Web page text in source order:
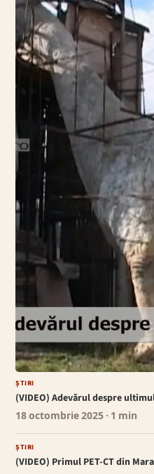
ȘTIRI
(VIDEO) Adevărul despre
18 octombrie 2025 · 1 min
ȘTIRI
(VIDEO) Primul PET-CT din